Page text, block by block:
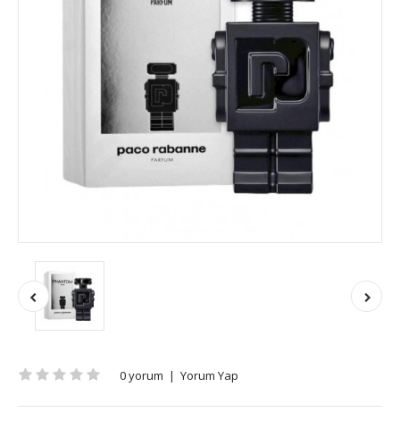
0 yorum | Yorum Yap